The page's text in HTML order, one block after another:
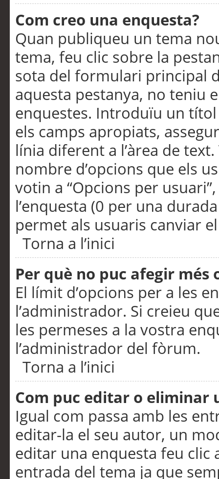
Com creo una enquesta?
Quan publiqueu un tema
tema, feu clic sobre la
sota del formulari principal
aquesta pestanya, no teniu
enquestes. Introduïu un
els camps apropiats,
línia diferent a l’àrea de
nombre d’opcions que els
votin a “Opcions per
l’enquesta (0 per una
permet als usuaris canviar
Torna a l’inici
Per què no puc afegir més
El límit d’opcions per a les
l’administrador. Si creieu
les permeses a la vostra
l’administrador del fòrum.
Torna a l’inici
Com puc editar o eliminar
Igual com passa amb les
editar-la el seu autor, un
editar una enquesta feu clic
entrada del tema ja que